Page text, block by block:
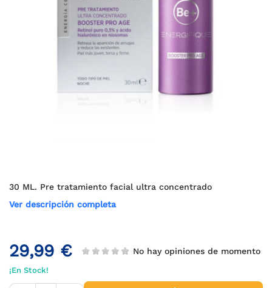
30 ML. Pre tratamiento facial ultra concentrado
Ver descripción completa
29,99 € No hay opiniones de momento
¡En Stock!